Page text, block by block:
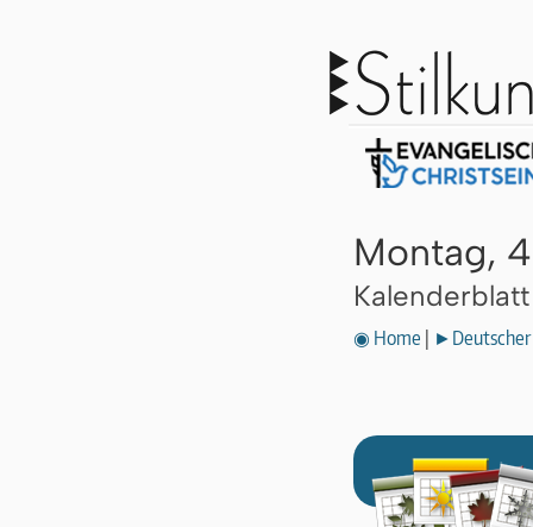
Montag,
◉ Home ►Deutscher